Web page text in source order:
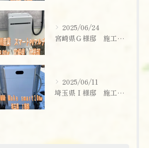
2025/06/24
宮崎県Ｇ様邸 施工実績
2025/06/11
埼玉県Ｉ様邸 施工実績
お問い合わせはこちら